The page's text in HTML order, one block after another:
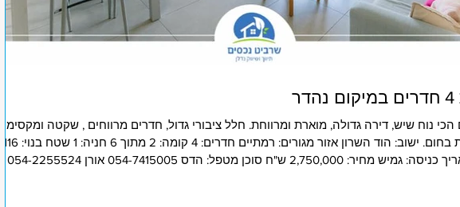
הכי נוח שיש, דירה גדולה, מוארת ומרווחת. חלל ציבורי גדול, חדרים מרווחים , שקטה ומקסימה.
מומלצת בחום. ישוב: הוד השרון אזור מגורים: רמתיים חדרים: 4 קומה: 2 מתוך 6 חניה: 1 שטח בנוי: 116
מ"ר תאריך כניסה: גמיש מחיר: 2,750,000 ש"ח סוכן מטפל: הדס 054-7415005 אורן 054-2255524